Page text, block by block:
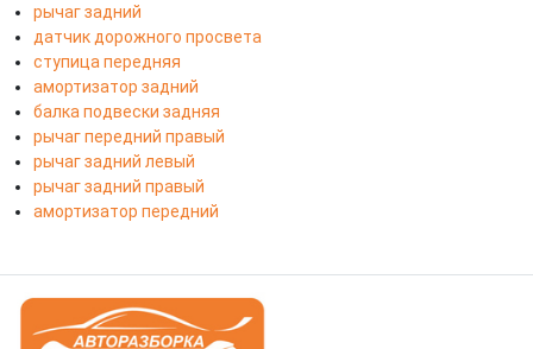
рычаг задний
датчик дорожного просвета
ступица передняя
амортизатор задний
балка подвески задняя
рычаг передний правый
рычаг задний левый
рычаг задний правый
амортизатор передний